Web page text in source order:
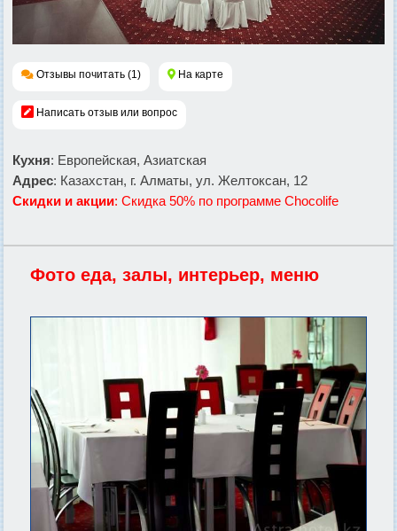
Отзывы почитать (1) На карте
Написать отзыв или вопрос
Кухня: Европейская, Азиатская
Адрес: Казахстан, г. Алматы, ул. Желтоксан, 12
Скидки и акции: Скидка 50% по программе Chocolife
Фото еда, залы, интерьер, меню